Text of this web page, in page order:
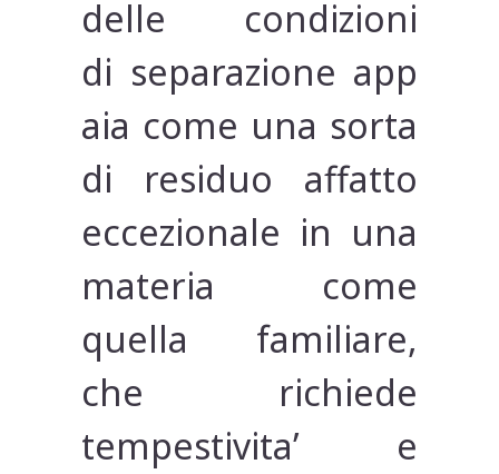
delle condizioni
di separazione app
aia come una sorta
di residuo affatto
eccezionale in una
materia come
quella familiare,
che richiede
tempestivita’ e